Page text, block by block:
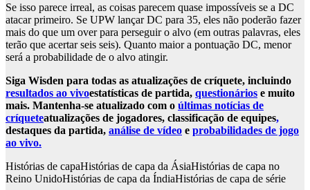
Se isso parece irreal, as coisas parecem quase impossíveis se a DC
atacar primeiro. Se UPW lançar DC para 35, eles não poderão fazer
mais do que um over para perseguir o alvo (em outras palavras, eles
terão que acertar seis seis). Quanto maior a pontuação DC, menor
será a probabilidade de o alvo atingir.
Siga Wisden para todas as atualizações de críquete, incluindo
resultados ao vivoestatísticas de partida, questionários e muito
mais. Mantenha-se atualizado com o últimas notícias de
críqueteatualizações de jogadores, classificação de equipes,
destaques da partida, análise de vídeo e probabilidades de jogo
ao vivo.
Histórias de capaHistórias de capa da ÁsiaHistórias de capa no
Reino UnidoHistórias de capa da ÍndiaHistórias de capa de série